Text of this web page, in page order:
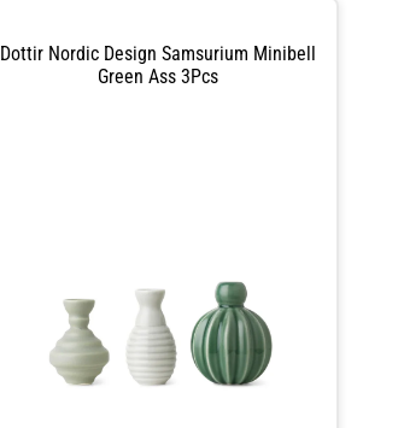
Dottir Nordic Design Samsurium Minibell
Green Ass 3Pcs